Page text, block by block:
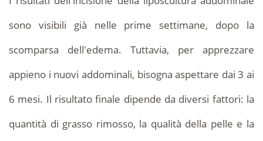
sono visibili già nelle prime settimane, dopo la
scomparsa dell'edema. Tuttavia, per apprezzare
appieno i nuovi addominali, bisogna aspettare dai 3 ai
6 mesi. Il risultato finale dipende da diversi fattori: la
quantità di grasso rimosso, la qualità della pelle e la